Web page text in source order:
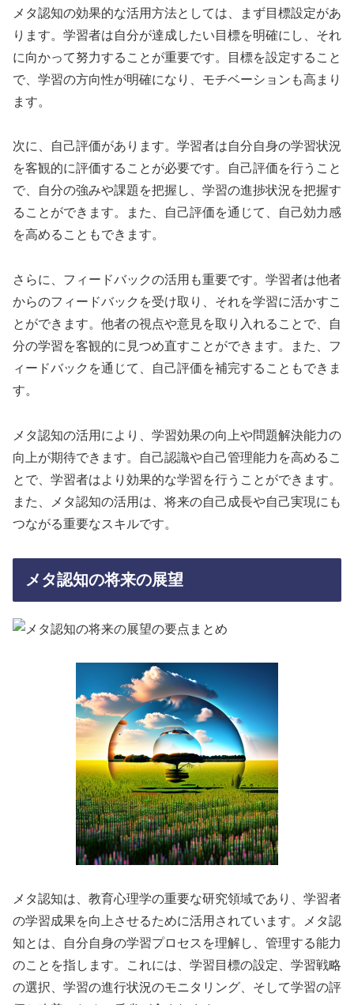
メタ認知の効果的な活用方法としては、まず目標設定があ
ります。学習者は自分が達成したい目標を明確にし、それ
に向かって努力することが重要です。目標を設定すること
で、学習の方向性が明確になり、モチベーションも高まり
ます。
次に、自己評価があります。学習者は自分自身の学習状況
を客観的に評価することが必要です。自己評価を行うこと
で、自分の強みや課題を把握し、学習の進捗状況を把握す
ることができます。また、自己評価を通じて、自己効力感
を高めることもできます。
さらに、フィードバックの活用も重要です。学習者は他者
からのフィードバックを受け取り、それを学習に活かすこ
とができます。他者の視点や意見を取り入れることで、自
分の学習を客観的に見つめ直すことができます。また、フ
ィードバックを通じて、自己評価を補完することもできま
す。
メタ認知の活用により、学習効果の向上や問題解決能力の
向上が期待できます。自己認識や自己管理能力を高めるこ
とで、学習者はより効果的な学習を行うことができます。
また、メタ認知の活用は、将来の自己成長や自己実現にも
つながる重要なスキルです。
メタ認知の将来の展望
メタ認知は、教育心理学の重要な研究領域であり、学習者
の学習成果を向上させるために活用されています。メタ認
知とは、自分自身の学習プロセスを理解し、管理する能力
のことを指します。これには、学習目標の設定、学習戦略
の選択、学習の進行状況のモニタリング、そして学習の評